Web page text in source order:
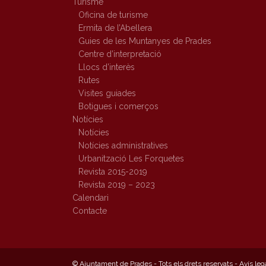
Oficina de turisme
Ermita de l’Abellera
Guies de les Muntanyes de Prades
Centre d’interpretació
Llocs d’interès
Rutes
Visites guiades
Botigues i comerços
Notícies
Notícies
Notícies administratives
Urbanització Les Forquetes
Revista 2015-2019
Revista 2019 – 2023
Calendari
Contacte
© Ajuntament de Prades - Tots els drets reservats - Avís